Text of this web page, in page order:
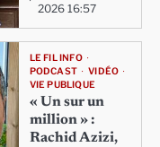
2026 16:57
LE FIL INFO
PODCAST
VIDÉO
VIE PUBLIQUE
« Un sur un
million » :
Rachid Azizi,